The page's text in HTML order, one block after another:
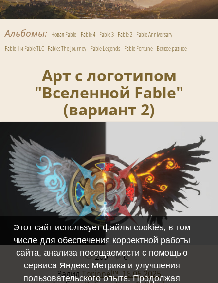
Альбомы Новая Fable Fable 4 Fable 3 Fable 2 Fable Anniversary
Fable 1 и Fable TLC Fable: The Journey Fable Legends Fable Fortune Всякое разное
Арт с логотипом
"Вселенной Fable"
(вариант 2)
Полный размер -1920x1080/ 2620.2Kb
209
0
ЗалилTorionel™, 16.05.2025
Этот сайт использует файлы cookies, в том
числе для обеспечения корректной работы
сайта, анализа посещаемости с помощью
сервиса Яндекс Метрика и улучшения
пользовательского опыта. Продолжая